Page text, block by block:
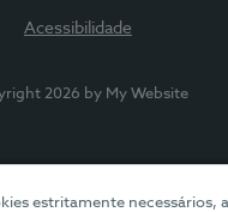
estritamente necessários,
Acessibilidade
2026 by My Website